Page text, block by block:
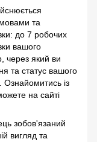
та
до 7 робочих
вашого
через який ви
та статус вашого
Ознайомитись із
на сайті
зобов'язаний
вигляд та